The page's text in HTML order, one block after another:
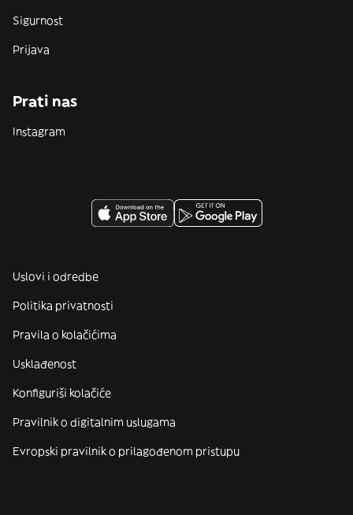
Sigurnost
Prijava
Prati nas
Instagram
Uslovi i odredbe
Politika privatnosti
Pravila o kolačićima
Usklađenost
Konfiguriši kolačiće
Pravilnik o digitalnim uslugama
Evropski pravilnik o prilagođenom pristupu